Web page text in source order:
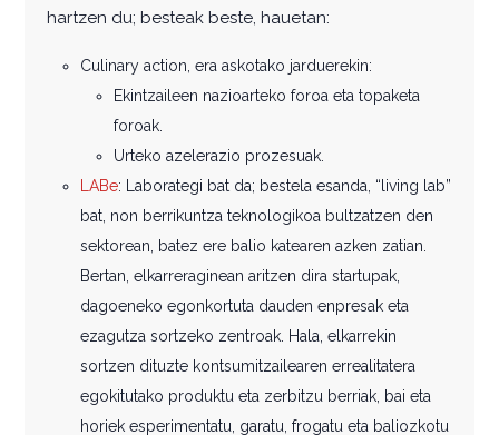
hartzen du; besteak beste, hauetan:
Culinary action, era askotako jarduerekin:
Ekintzaileen nazioarteko foroa eta topaketa
foroak.
Urteko azelerazio prozesuak.
LABe: Laborategi bat da; bestela esanda, “living lab”
bat, non berrikuntza teknologikoa bultzatzen den
sektorean, batez ere balio katearen azken zatian.
Bertan, elkarreraginean aritzen dira startupak,
dagoeneko egonkortuta dauden enpresak eta
ezagutza sortzeko zentroak. Hala, elkarrekin
sortzen dituzte kontsumitzailearen errealitatera
egokitutako produktu eta zerbitzu berriak, bai eta
horiek esperimentatu, garatu, frogatu eta baliozkotu